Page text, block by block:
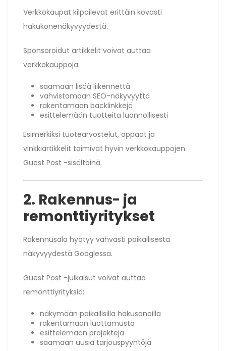
Verkkokaupat kilpailevat erittäin kovasti
hakukonenäkyvyydestä.
Sponsoroidut artikkelit voivat auttaa
verkkokauppoja:
saamaan lisää liikennettä
vahvistamaan SEO-näkyvyyttä
rakentamaan backlinkkejä
esittelemään tuotteita luonnollisesti
Esimerkiksi tuotearvostelut, oppaat ja
vinkkiartikkelit toimivat hyvin verkkokauppojen
Guest Post -sisältöinä.
2. Rakennus- ja
remonttiyritykset
Rakennusala hyötyy vahvasti paikallisesta
näkyvyydestä Googlessa.
Guest Post -julkaisut voivat auttaa
remonttiyrityksiä:
näkymään paikallisilla hakusanoilla
rakentamaan luottamusta
esittelemään projekteja
saamaan uusia tarjouspyyntöjä